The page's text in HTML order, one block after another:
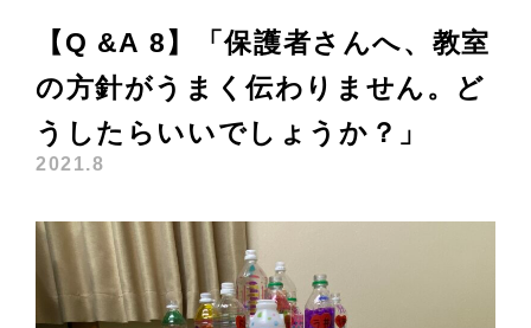
【Q &A 8】「保護者さんへ、教室
の方針がうまく伝わりません。ど
うしたらいいでしょうか？」
2021.8